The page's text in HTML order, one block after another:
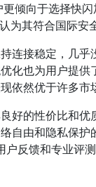
倾向于选择快
其符合国际安
连接稳定，几乎
化也为用户提供
然优于许多市
好的性价比和优
自由和隐私保护
反馈和专业评测